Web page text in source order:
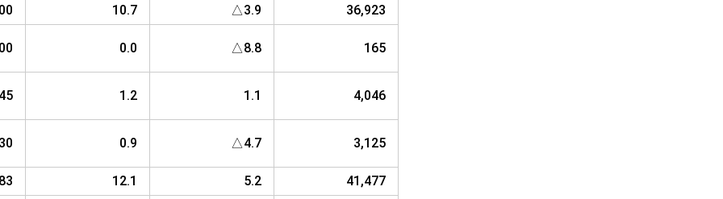
10.7 △3.9 36,923
0.0 △8.8 165
1.2 1.1 4,046
0.9 △4.7 3,125
12.1 5.2
41,477